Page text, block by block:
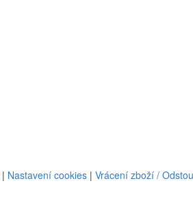
| Nastavení cookies | Vrácení zboží /